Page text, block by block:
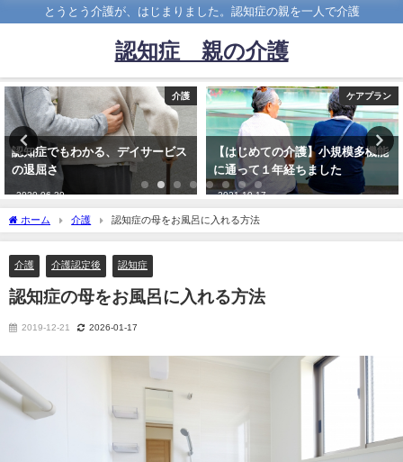
とうとう介護が、はじまりました。認知症の親を一人で介護
認知症 親の介護
介護
認知症でもわかる、デイサービス
の退屈さ
2020-06-29
ケアプラン
【はじめての介護】小規模多機能
に通って１年経ちました
2021-10-17
ホーム 介護 認知症の母をお風呂に入れる方法
介護 介護認定後 認知症
認知症の母をお風呂に入れる方法
2019-12-21 2026-01-17